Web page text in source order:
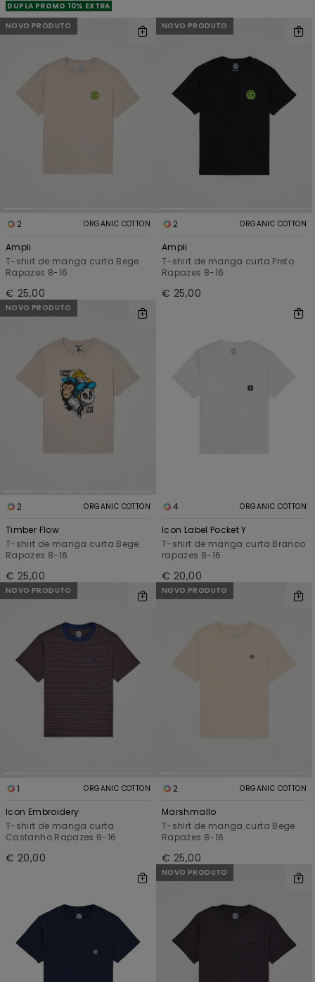
DUPLA PROMO 10% EXTRA
NOVO PRODUTO
2 ORGANIC COTTON
Ampli
T-shirt de manga curta Bege
Rapazes 8-16
€ 25,00
NOVO PRODUTO
2 ORGANIC COTTON
Ampli
T-shirt de manga curta Preto
Rapazes 8-16
€ 25,00
NOVO PRODUTO
2 ORGANIC COTTON
Timber Flow
T-shirt de manga curta Bege
Rapazes 8-16
€ 25,00
4 ORGANIC COTTON
Icon Label Pocket Y
T-shirt de manga curta Branco
rapazes 8-16
€ 20,00
NOVO PRODUTO
1 ORGANIC COTTON
Icon Embroidery
T-shirt de manga curta
Castanho Rapazes 8-16
€ 20,00
NOVO PRODUTO
2 ORGANIC COTTON
Marshmallo
T-shirt de manga curta Bege
Rapazes 8-16
€ 25,00
NOVO PRODUTO